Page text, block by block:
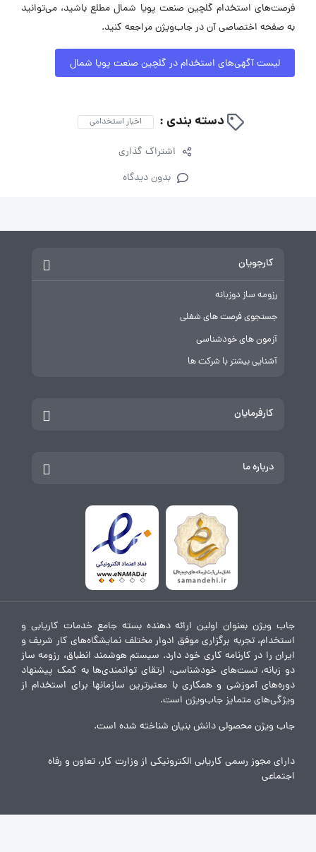
فرصت‌های استخدام گلچین صنعت پویا شمال مطلع باشید، می‌توانید
به صفحه اختصاصی آن در جاب‌ویژن مراجعه کنید.
لیست آگهی‌های استخدام در گلچین صنعت پویا شمال
دسته بندی : اخبار استخدامی
اشتراک گذاری
بدون دیدگاه
کارجویان
رزومه ساز دوزبانه
جستجوی فرصت های شغلی
آزمون های خودشناسی
آشنایی بیشتر با شرکت ها
کارفرمایان
درباره ما
جاب ویژن بعنوان اولین ارائه دهنده بسته جامع خدمات کاریابی و
استخدام، تجربه برگزاری موفق ادوار مختلف نمایشگاه‌های کار شریف و
ایران را در کارنامه کاری خود دارد. سیستم هوشمند انطباق، رزومه ساز
دو زبانه، تست‌های خودشناسی، ارتقای توانمندی‌ها به کمک پیشنهاد
دوره‌های آموزشی و همکاری با معتبرترین سازمانها برای استخدام از
ویژگی‌های متمایز جاب‌ویژن است.
جاب ویژن محصولی دانش بنیان شناخته شده است.
دارای مجوز رسمی کاریابی الکترونیکی از وزارت کار، تعاون و رفاه
اجتماعی